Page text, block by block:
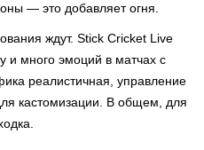
— это добавляет огня.
ждут. Stick Cricket Live
и много эмоций в матчах с
реалистичная, управление
кастомизации. В общем, для